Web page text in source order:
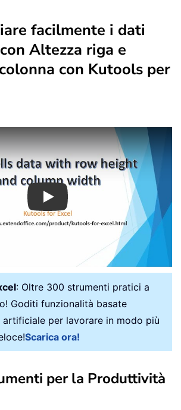
facilmente i dati
Altezza riga e
con Kutools per
Play
: Oltre 300 strumenti pratici a
Goditi funzionalità basate
artificiale per lavorare in modo più
Scarica ora!
per la Produttività